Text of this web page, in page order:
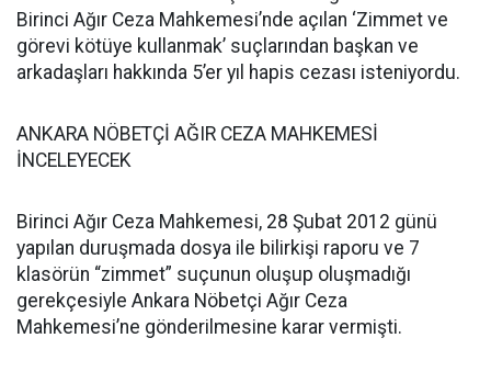
Birinci Ağır Ceza Mahkemesi’nde açılan ‘Zimmet ve
görevi kötüye kullanmak’ suçlarından başkan ve
arkadaşları hakkında 5’er yıl hapis cezası isteniyordu.
ANKARA NÖBETÇİ AĞIR CEZA MAHKEMESİ
İNCELEYECEK
Birinci Ağır Ceza Mahkemesi, 28 Şubat 2012 günü
yapılan duruşmada dosya ile bilirkişi raporu ve 7
klasörün “zimmet” suçunun oluşup oluşmadığı
gerekçesiyle Ankara Nöbetçi Ağır Ceza
Mahkemesi’ne gönderilmesine karar vermişti.